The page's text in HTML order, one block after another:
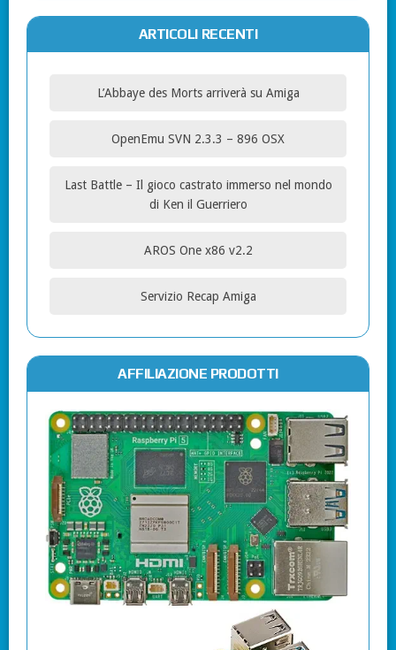
ARTICOLI RECENTI
L’Abbaye des Morts arriverà su Amiga
OpenEmu SVN 2.3.3 – 896 OSX
Last Battle – Il gioco castrato immerso nel mondo
di Ken il Guerriero
AROS One x86 v2.2
Servizio Recap Amiga
AFFILIAZIONE PRODOTTI